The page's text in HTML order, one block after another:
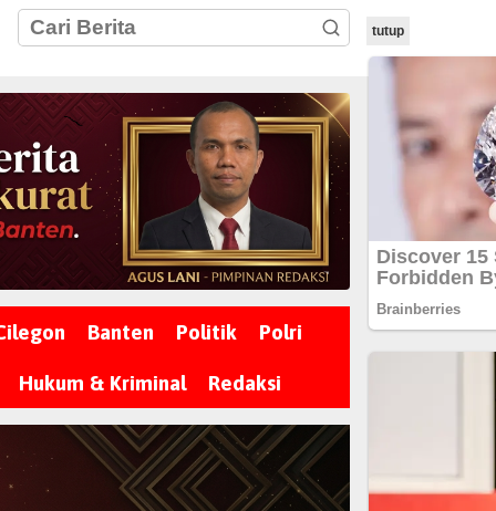
Banten Politik Polri
Hukum & Kriminal Redaksi
tutup